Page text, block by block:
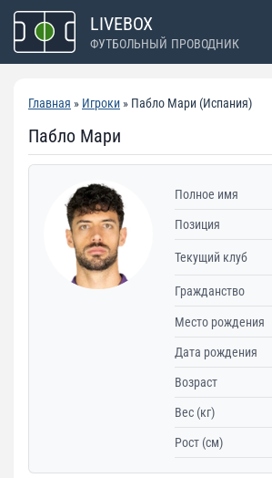
Перейти
содержимому
LIVEBOX
ФУТБОЛЬНЫЙ ПРОВОДНИК
Главная » Игроки » Пабло Мари (Испания)
Пабло Мари
Полное имя
Позиция
Текущий клуб
Гражданство
Место рождения
Дата рождения
Возраст
Вес (кг)
Рост (см)